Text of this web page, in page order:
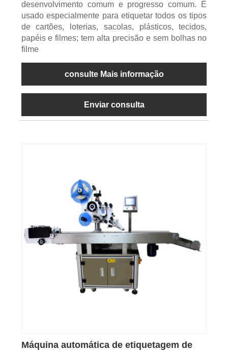
desenvolvimento comum e progresso comum. É
usado especialmente para etiquetar todos os tipos
de cartões, loterias, sacolas, plásticos, tecidos,
papéis e filmes; tem alta precisão e sem bolhas no
filme
consulte Mais informação
Enviar consulta
Máquina automática de etiquetagem de